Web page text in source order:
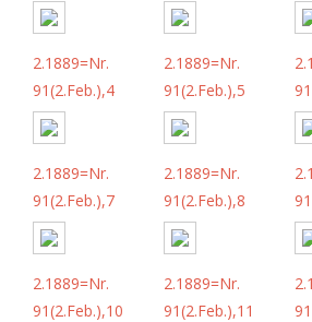
2.1889=Nr.
91(2.Feb.),4
2.1889=Nr.
91(2.Feb.),5
2.1889=Nr.
91(2.Feb.),7
2.1889=Nr.
91(2.Feb.),8
2.1889=Nr.
91(2.Feb.),10
2.1889=Nr.
91(2.Feb.),11